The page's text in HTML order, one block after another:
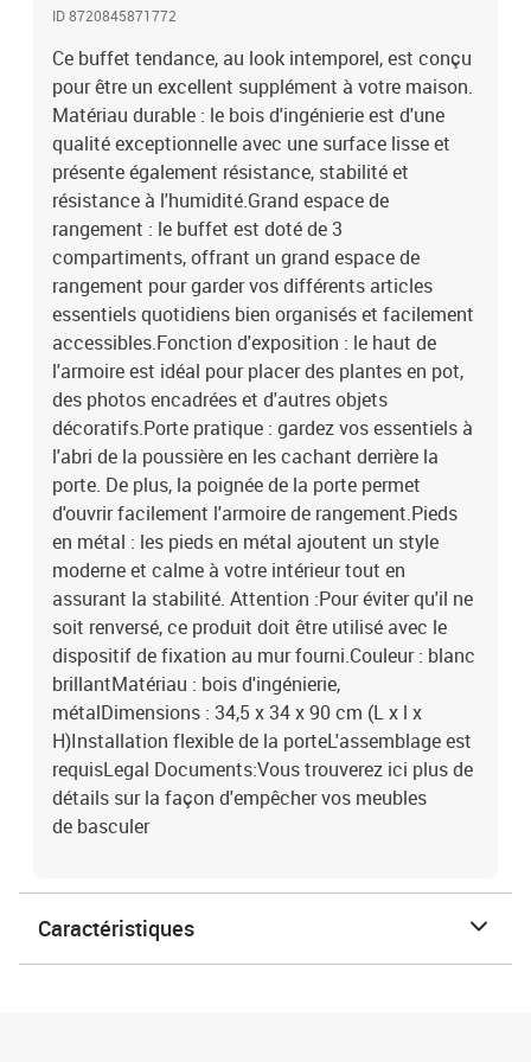
ID 8720845871772
Ce buffet tendance, au look intemporel, est conçu
pour être un excellent supplément à votre maison.
Matériau durable : le bois d'ingénierie est d'une
qualité exceptionnelle avec une surface lisse et
présente également résistance, stabilité et
résistance à l'humidité.Grand espace de
rangement : le buffet est doté de 3
compartiments, offrant un grand espace de
rangement pour garder vos différents articles
essentiels quotidiens bien organisés et facilement
accessibles.Fonction d'exposition : le haut de
l'armoire est idéal pour placer des plantes en pot,
des photos encadrées et d'autres objets
décoratifs.Porte pratique : gardez vos essentiels à
l'abri de la poussière en les cachant derrière la
porte. De plus, la poignée de la porte permet
d'ouvrir facilement l'armoire de rangement.Pieds
en métal : les pieds en métal ajoutent un style
moderne et calme à votre intérieur tout en
assurant la stabilité. Attention :Pour éviter qu'il ne
soit renversé, ce produit doit être utilisé avec le
dispositif de fixation au mur fourni.Couleur : blanc
brillantMatériau : bois d'ingénierie,
métalDimensions : 34,5 x 34 x 90 cm (L x l x
H)Installation flexible de la porteL'assemblage est
requisLegal Documents:Vous trouverez ici plus de
détails sur la façon d'empêcher vos meubles
de basculer
Caractéristiques